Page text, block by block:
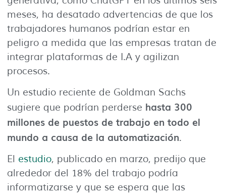
meses, ha desatado advertencias de que los
trabajadores humanos podrían estar en
peligro a medida que las empresas tratan de
integrar plataformas de I.A y agilizan
procesos.
Un estudio reciente de Goldman Sachs
sugiere que podrían perderse hasta 300
millones de puestos de trabajo en todo el
mundo a causa de la automatización.
El estudio, publicado en marzo, predijo que
alrededor del 18% del trabajo podría
informatizarse y que se espera que las